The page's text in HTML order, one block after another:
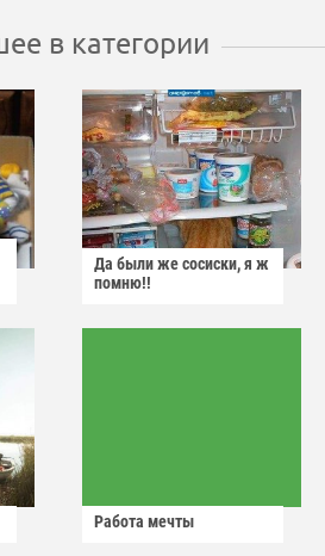
в категории
Да были же сосиски, я ж
помню!!
Работа мечты